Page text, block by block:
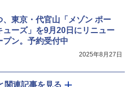
、東京・代官山「メゾン ポー
ューズ」を9月20日にリニュー
プン。予約受付中
2025年8月27日
関連記事を見る